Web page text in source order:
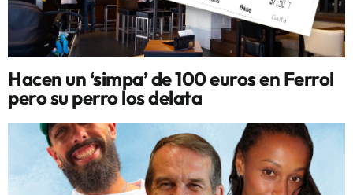
Hacen un ‘simpa’ de 100 euros en Ferrol
pero su perro los delata